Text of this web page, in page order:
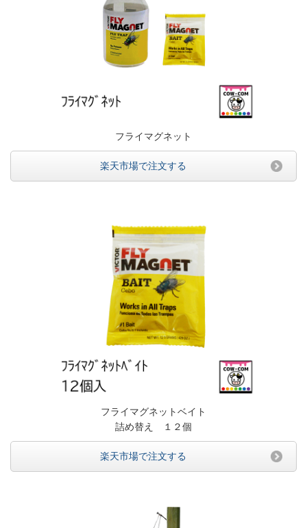
フライマグネット
楽天市場で注文する
フライマグネットベイト
詰め替え １２個
楽天市場で注文する